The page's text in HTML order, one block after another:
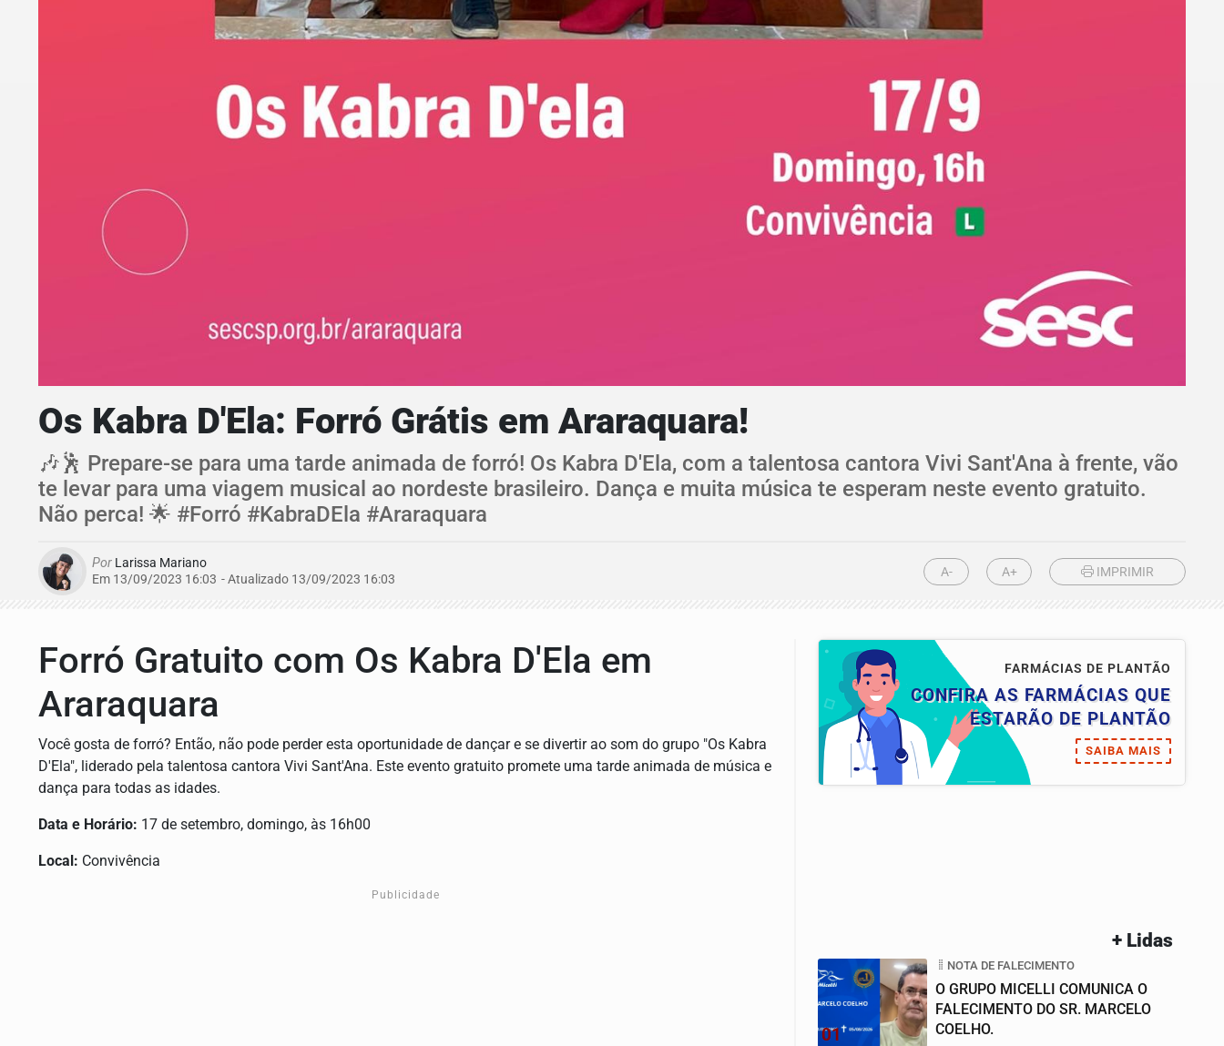
Os Kabra D'Ela: Forró Grátis em Araraquara!
🎶🕺 Prepare-se para uma tarde animada de forró! Os Kabra D'Ela, com a talentosa cantora Vivi Sant'Ana à frente, vão
te levar para uma viagem musical ao nordeste brasileiro. Dança e muita música te esperam neste evento gratuito.
Não perca! 🌟 #Forró #KabraDEla #Araraquara
Por Larissa Mariano
Em 13/09/2023 16:03 - Atualizado 13/09/2023 16:03 A- A+ IMPRIMIR
Forró Gratuito com Os Kabra D'Ela em
Araraquara
Você gosta de forró? Então, não pode perder esta oportunidade de dançar e se divertir ao som do grupo "Os Kabra
D'Ela", liderado pela talentosa cantora Vivi Sant'Ana. Este evento gratuito promete uma tarde animada de música e
dança para todas as idades.
Data e Horário: 17 de setembro, domingo, às 16h00
Local: Convivência
Publicidade
FARMÁCIAS DE PLANTÃO
CONFIRA AS FARMÁCIAS QUE
ESTARÃO DE PLANTÃO
SAIBA MAIS
+ Lidas
01
NOTA DE FALECIMENTO
O GRUPO MICELLI COMUNICA O
FALECIMENTO DO SR. MARCELO
COELHO.